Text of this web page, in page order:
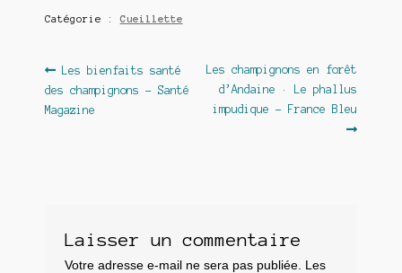
Catégorie : Cueillette
Navigation
de
Article
précédent :
Les bienfaits santé
des champignons – Santé
Magazine
Article
suivant :
Les champignons en forêt
d’Andaine · Le phallus
impudique – France Bleu
Laisser un commentaire
Votre adresse e-mail ne sera pas publiée.
Les